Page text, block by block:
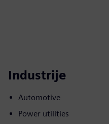
Industrije
Automotive
Power utilities